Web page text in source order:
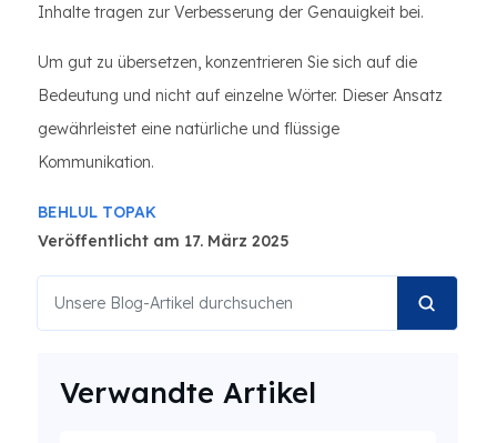
Inhalte tragen zur Verbesserung der Genauigkeit bei.
Um gut zu übersetzen, konzentrieren Sie sich auf die
Bedeutung und nicht auf einzelne Wörter. Dieser Ansatz
gewährleistet eine natürliche und flüssige
Kommunikation.
BEHLUL TOPAK
Veröffentlicht am 17. März 2025
Verwandte Artikel